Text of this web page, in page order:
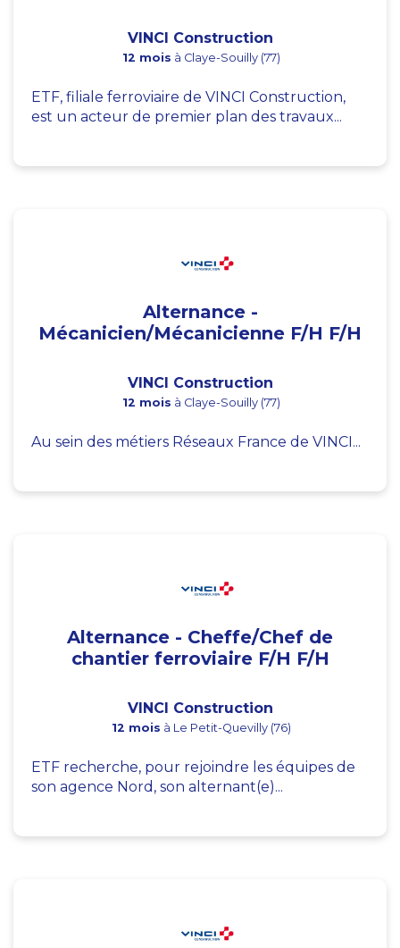
VINCI Construction
12 mois à Claye-Souilly (77)
ETF, filiale ferroviaire de VINCI Construction,
est un acteur de premier plan des travaux...
Alternance -
Mécanicien/Mécanicienne F/H F/H
VINCI Construction
12 mois à Claye-Souilly (77)
Au sein des métiers Réseaux France de VINCI...
Alternance - Cheffe/Chef de
chantier ferroviaire F/H F/H
VINCI Construction
12 mois à Le Petit-Quevilly (76)
ETF recherche, pour rejoindre les équipes de
son agence Nord, son alternant(e)...